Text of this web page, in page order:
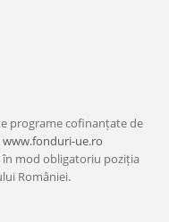
programe cofinanțate de
www.fonduri-ue.ro
mod obligatoriu poziția
României.